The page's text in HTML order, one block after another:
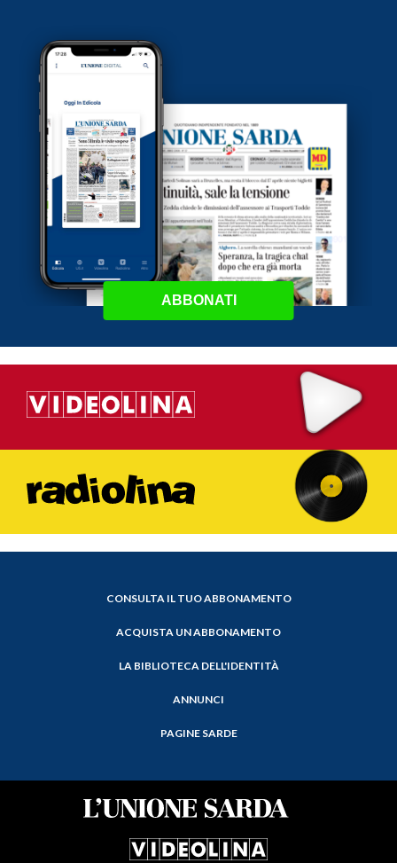
ABBONATI
CONSULTA IL TUO ABBONAMENTO
ACQUISTA UN ABBONAMENTO
LA BIBLIOTECA DELL'IDENTITÀ
ANNUNCI
PAGINE SARDE